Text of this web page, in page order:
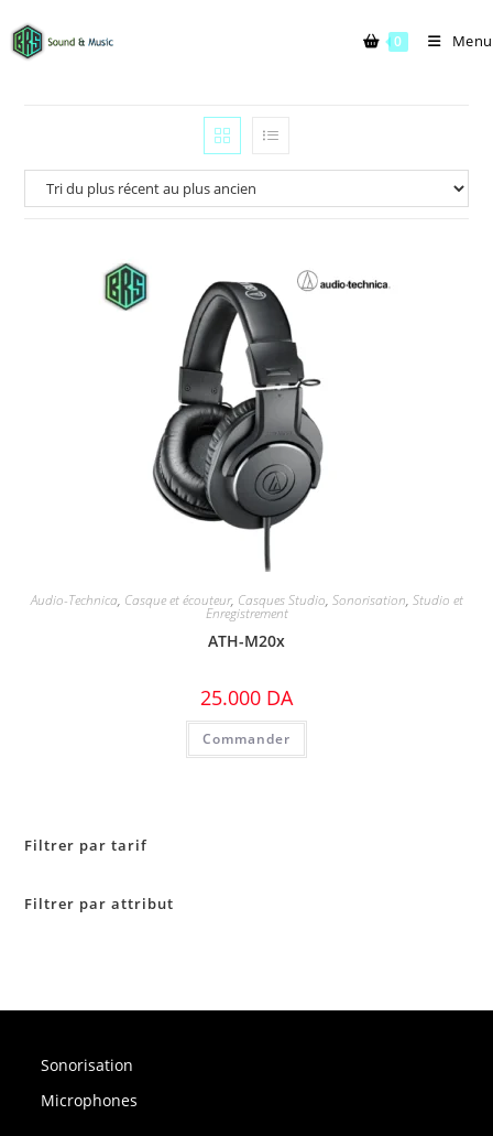
0 Menu
Audio-Technica, Casque et écouteur, Casques Studio, Sonorisation, Studio et
Enregistrement
ATH-M20x
25.000 DA
Commander
Filtrer par tarif
Filtrer par attribut
Sonorisation
Microphones